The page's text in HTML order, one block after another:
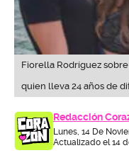
Fiorella Rodríguez
quien lleva 24 años de
Redacción
Lunes, 14 De
Actualizado el 14